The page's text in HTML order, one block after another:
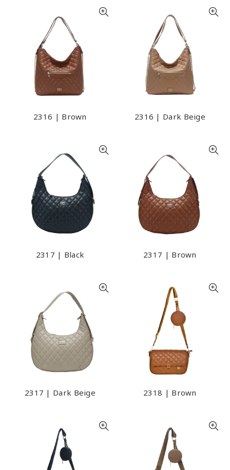
2316 | Brown 2316 | Dark Beige
2317 | Black 2317 | Brown
2317 | Dark Beige 2318 | Brown